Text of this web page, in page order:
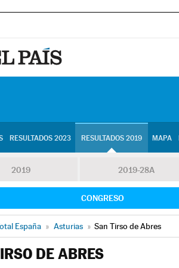
RESULTADOS 2023 RESULTADOS 2019 MAPA
2019 2019-28A
CONGRESO
España » Asturias » San Tirso de Abres
DE ABRES